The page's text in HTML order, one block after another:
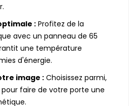
: Profitez de la
avec un panneau de 65
une température
d'énergie.
image : Choisissez parmi,
faire de votre porte une